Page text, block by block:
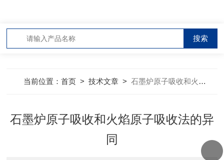
当前位置：首页 >技术文章 >石墨炉原子吸收和火焰原子吸收法的异同
石墨炉原子吸收和火焰原子吸收法的异
同